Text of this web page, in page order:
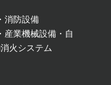
・ 消防設備
・ 産業機械設備・自
火システム